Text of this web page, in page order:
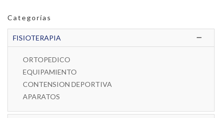
Categorías
FISIOTERAPIA
ORTOPEDICO
EQUIPAMIENTO
CONTENSION DEPORTIVA
APARATOS